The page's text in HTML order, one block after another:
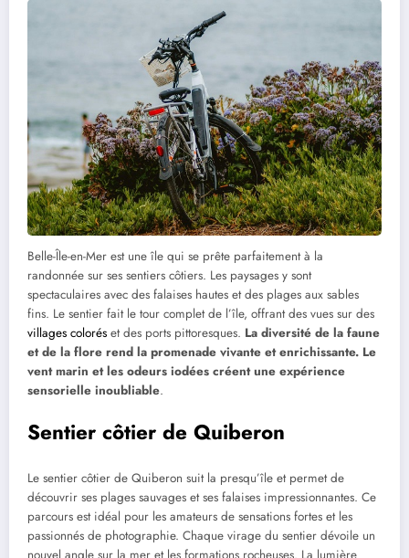
Belle-Île-en-Mer est une île qui se prête parfaitement à la
randonnée sur ses sentiers côtiers. Les paysages y sont
spectaculaires avec des falaises hautes et des plages aux sables
fins. Le sentier fait le tour complet de l’île, offrant des vues sur des
villages colorés et des ports pittoresques. La diversité de la faune
et de la flore rend la promenade vivante et enrichissante. Le
vent marin et les odeurs iodées créent une expérience
sensorielle inoubliable.
Sentier côtier de Quiberon
Le sentier côtier de Quiberon suit la presqu’île et permet de
découvrir ses plages sauvages et ses falaises impressionnantes. Ce
parcours est idéal pour les amateurs de sensations fortes et les
passionnés de photographie. Chaque virage du sentier dévoile un
nouvel angle sur la mer et les formations rocheuses. La lumière